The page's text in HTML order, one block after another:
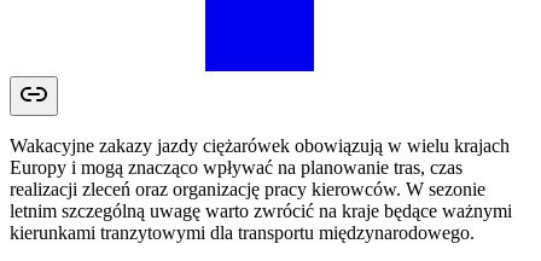
Wakacyjne zakazy jazdy ciężarówek obowiązują w wielu krajach
Europy i mogą znacząco wpływać na planowanie tras, czas
realizacji zleceń oraz organizację pracy kierowców. W sezonie
letnim szczególną uwagę warto zwrócić na kraje będące ważnymi
kierunkami tranzytowymi dla transportu międzynarodowego.